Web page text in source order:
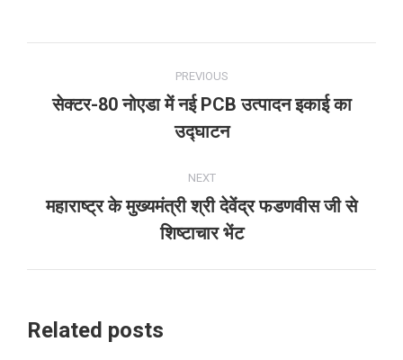
navigation
PREVIOUS
Previous
post:
सेक्टर-80 नोएडा में नई PCB उत्पादन इकाई का
उद्घाटन
NEXT
Next
post:
महाराष्ट्र के मुख्यमंत्री श्री देवेंद्र फडणवीस जी से
शिष्टाचार भेंट
Related posts